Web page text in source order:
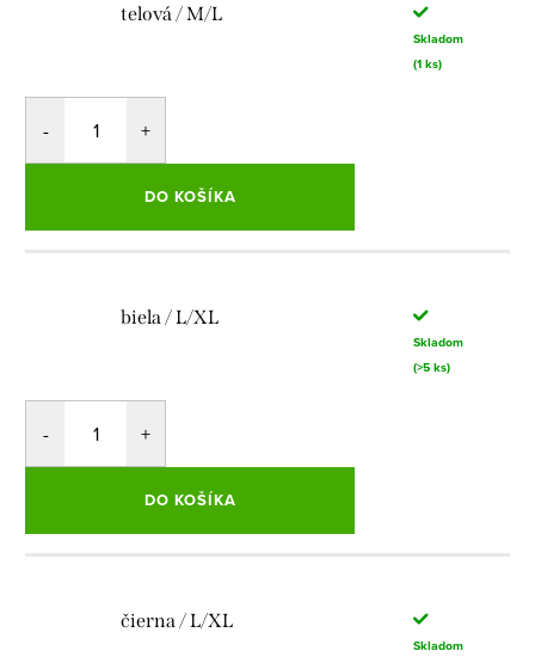
telová / M/L
Skladom
(1 ks)
DO KOŠÍKA
biela / L/XL
Skladom
(>5 ks)
DO KOŠÍKA
čierna / L/XL
Skladom